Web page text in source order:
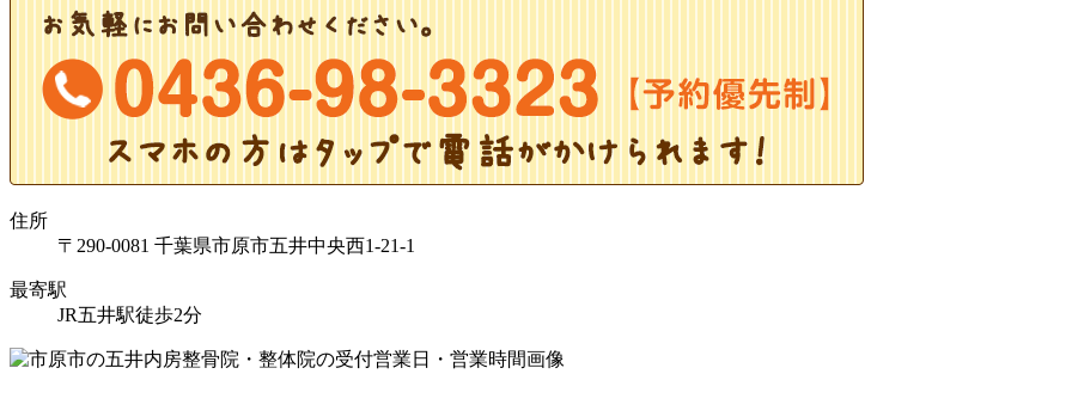
住所
〒290-0081 千葉県市原市五井中央西1-21-1
最寄駅
JR五井駅徒歩2分